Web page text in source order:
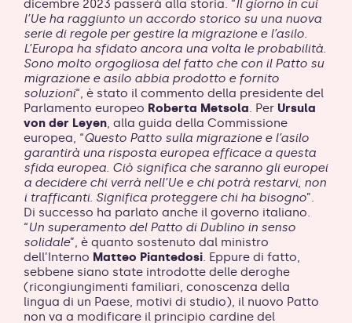
dicembre 2023 passerà alla storia. “Il giorno in cui
l’Ue ha raggiunto un accordo storico su una nuova
serie di regole per gestire la migrazione e l’asilo.
L’Europa ha sfidato ancora una volta le probabilità.
Sono molto orgogliosa del fatto che con il Patto su
migrazione e asilo abbia prodotto e fornito
soluzioni“, è stato il commento della presidente del
Parlamento europeo Roberta Metsola. Per Ursula
von der Leyen, alla guida della Commissione
europea, “Questo Patto sulla migrazione e l’asilo
garantirà una risposta europea efficace a questa
sfida europea. Ciò significa che saranno gli europei
a decidere chi verrà nell’Ue e chi potrà restarvi, non
i trafficanti. Significa proteggere chi ha bisogno”.
Di successo ha parlato anche il governo italiano.
“Un superamento del Patto di Dublino in senso
solidale”, è quanto sostenuto dal ministro
dell’Interno Matteo Piantedosi. Eppure di fatto,
sebbene siano state introdotte delle deroghe
(ricongiungimenti familiari, conoscenza della
lingua di un Paese, motivi di studio), il nuovo Patto
non va a modificare il principio cardine del